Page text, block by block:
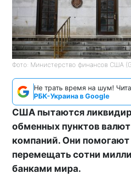
Фото: Министерство финансов СШA
Не трать время на шум!
РБК-Украина в Google
США пытаются
обменных пунктов
компаний. Они
перемещать сотни
банками мира.